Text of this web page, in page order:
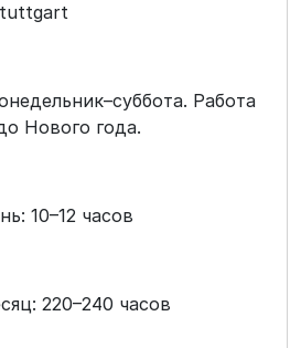
Работа
Нового года.
10–12 часов
220–240 часов